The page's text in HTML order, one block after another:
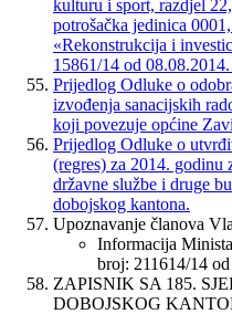
kulturu i sport, razdjel
potrošačka jedinica
«Rekonstrukcija i
15861/14 od
Prijedlog Odluke o
izvođenja sanacijskih
koji povezuje općine
Prijedlog Odluke o
(regres) za 2014. godinu
državne službe i druge
dobojskog kantona.
Upoznavanje članova
Informacija
broj: 211614/14
ZAPISNIK SA 185.
DOBOJSKOG